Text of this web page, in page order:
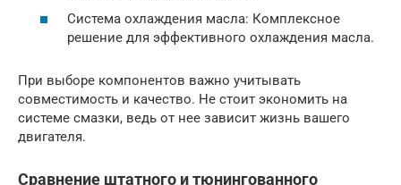
Система охлаждения масла: Комплексное
решение для эффективного охлаждения масла.
При выборе компонентов важно учитывать
совместимость и качество. Не стоит экономить на
системе смазки, ведь от нее зависит жизнь вашего
двигателя.
Сравнение штатного и тюнингованного